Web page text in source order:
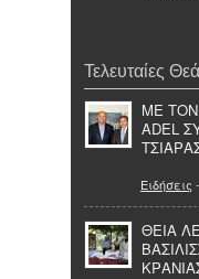
Τελευταίες
ΜΕ ΤΟΝ
ADEL
Ειδήσεις
ΘΕΙΑ